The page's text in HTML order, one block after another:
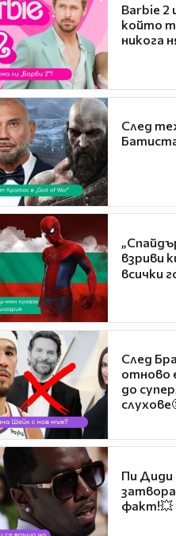
Barbie 2
който
никога
След
взриви
всички
След
отново
до
Пи Диди
факт!💥